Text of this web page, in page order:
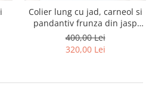
Colier lung cu jad, carneol si
pandantiv frunza din jasp
rosu
400,00 Lei
320,00 Lei